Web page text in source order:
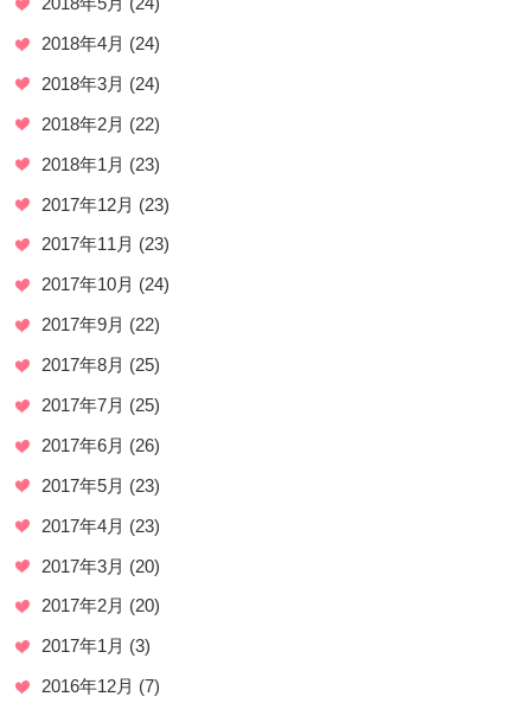
2018年4月 (24)
2018年3月 (24)
2018年2月 (22)
2018年1月 (23)
2017年12月 (23)
2017年11月 (23)
2017年10月 (24)
2017年9月 (22)
2017年8月 (25)
2017年7月 (25)
2017年6月 (26)
2017年5月 (23)
2017年4月 (23)
2017年3月 (20)
2017年2月 (20)
2017年1月 (3)
2016年12月 (7)